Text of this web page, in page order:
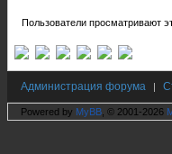
Пользователи просматривают
Администрация форума |
Powered by MyBB , © 2001-2026